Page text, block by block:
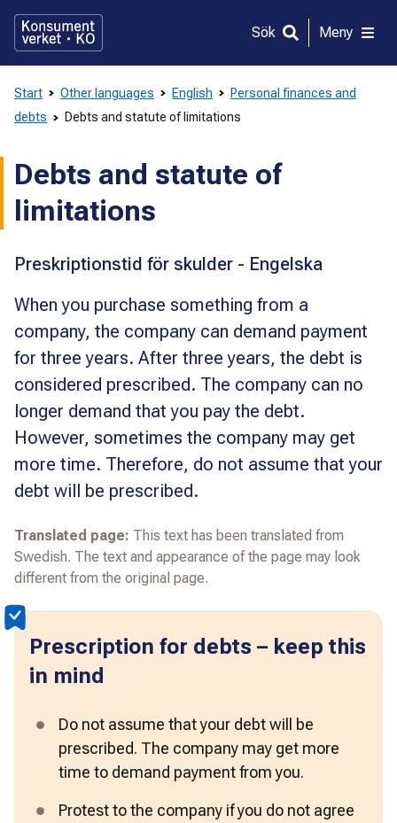
direkt
innehållet
Sök Meny
Start Other languages English
Personal finances and
debts
Debts and statute of limitations
Debts and statute of
limitations
Preskriptionstid för skulder - Engelska
When you purchase something from a
company, the company can demand payment
for three years. After three years, the debt is
considered prescribed. The company can no
longer demand that you pay the debt.
However, sometimes the company may get
more time. Therefore, do not assume that your
debt will be prescribed.
Translated page: This text has been translated from
Swedish. The text and appearance of the page may look
different from the original page.
Prescription for debts – keep this
in mind
Do not assume that your debt will be
prescribed. The company may get more
time to demand payment from you.
Protest to the company if you do not agree